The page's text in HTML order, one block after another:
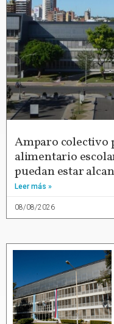
Amparo colectivo
alimentario
puedan estar
Leer más »
08/08/2026